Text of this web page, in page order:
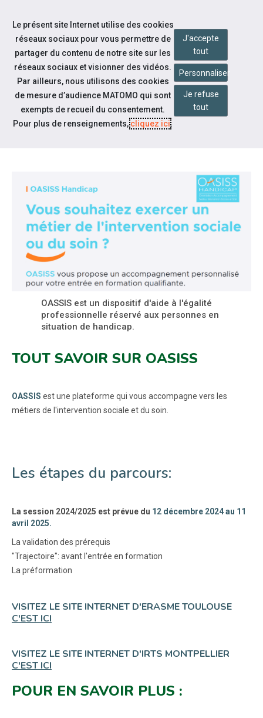
Aller au contenu
Notre actualité
DISPOSITIF OASISS HANDICAP
OASSIS est un dispositif d'aide à l'égalité
professionnelle réservé aux personnes en
situation de handicap.
TOUT SAVOIR SUR OASISS
OASSIS est une plateforme qui vous accompagne vers les
métiers de l'intervention sociale et du soin.
Les étapes du parcours:
La session 2024/2025 est prévue du 12 décembre 2024 au 11
avril 2025.
La validation des prérequis
"Trajectoire": avant l'entrée en formation
La préformation
VISITEZ LE SITE INTERNET D'ERASME TOULOUSE
C'EST ICI
VISITEZ LE SITE INTERNET D'IRTS MONTPELLIER
C'EST ICI
POUR EN SAVOIR PLUS :
Le présent site Internet utilise des cookies
réseaux sociaux pour vous permettre de
partager du contenu de notre site sur les
réseaux sociaux et visionner des vidéos.
Par ailleurs, nous utilisons des cookies
de mesure d’audience MATOMO qui sont
exempts de recueil du consentement.
Pour plus de renseignements,cliquez ici.
J'accepte
tout
Personnaliser
Je refuse
tout